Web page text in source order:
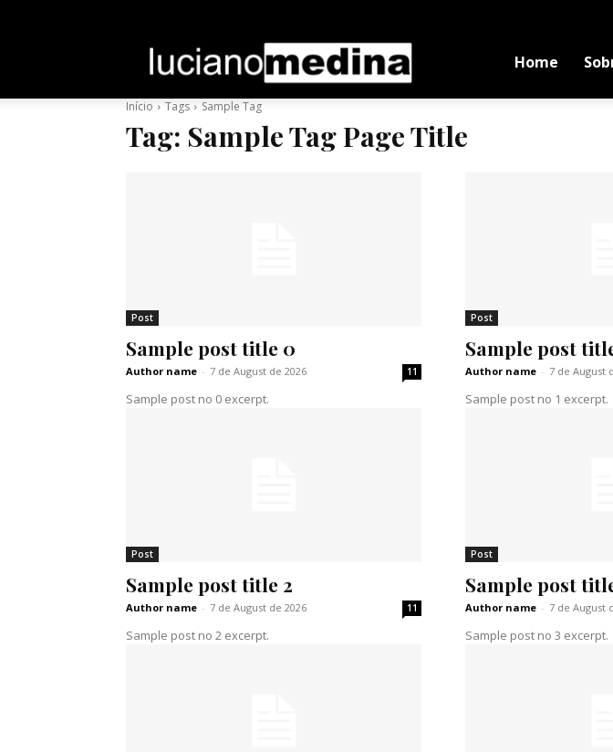
Medina
Home
Início Tags Sample Tag
Tag: Sample Tag Page Title
Post
Sample post title 0
Author name - 7 de August de 2026 11
Sample post no 0 excerpt.
Post
Sample post
Author name - 7 de August
Sample post no 1 excerpt.
Post
Sample post title 2
Author name - 7 de August de 2026 11
Sample post no 2 excerpt.
Post
Sample post
Author name - 7 de August
Sample post no 3 excerpt.